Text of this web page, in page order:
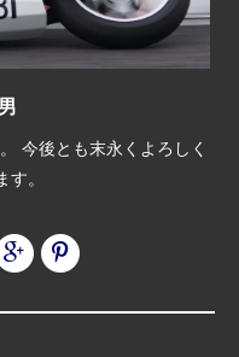
今後とも末永くよろしく
す。